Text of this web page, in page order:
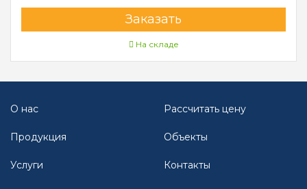
Заказать
На складе
О нас
Продукция
Услуги
Рассчитать цену
Объекты
Контакты